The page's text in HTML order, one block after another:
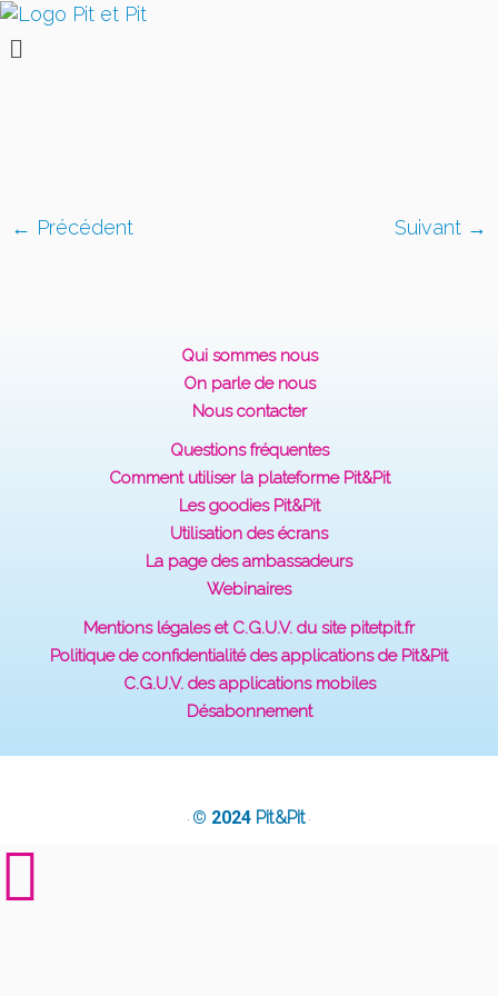
← Précédent Suivant →
Qui sommes nous
On parle de nous
Nous contacter
Questions fréquentes
Comment utiliser la plateforme Pit&Pit
Les goodies Pit&Pit
Utilisation des écrans
La page des ambassadeurs
Webinaires
Mentions légales et C.G.U.V. du site pitetpit.fr
Politique de confidentialité des applications de Pit&Pit
C.G.U.V. des applications mobiles
Désabonnement
· © 2024 Pit&Pit ·